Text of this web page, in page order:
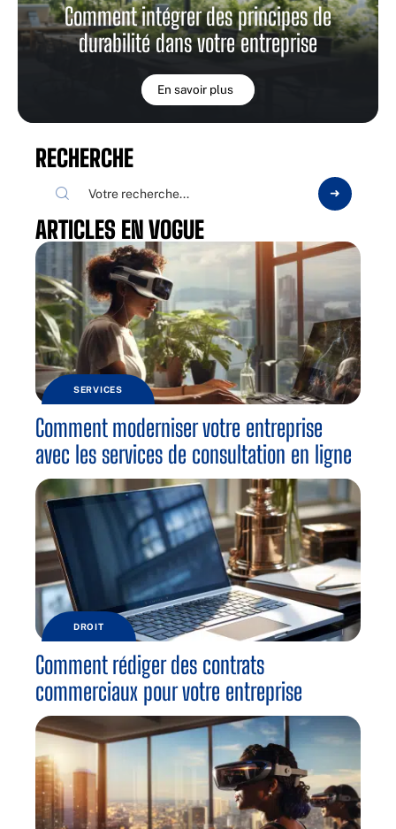
Comment intégrer des principes de
durabilité dans votre entreprise
En savoir plus
RECHERCHE
ARTICLES EN VOGUE
SERVICES
Comment moderniser votre entreprise
avec les services de consultation en ligne
DROIT
Comment rédiger des contrats
commerciaux pour votre entreprise